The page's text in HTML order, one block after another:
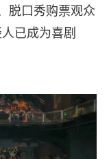
脱口秀购票观众
已成为喜剧